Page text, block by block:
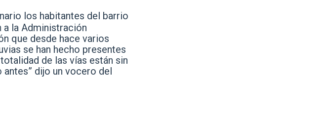
los habitantes del barrio
la Administración
que desde hace varios
se han hecho presentes
de las vías están sin
dijo un vocero del